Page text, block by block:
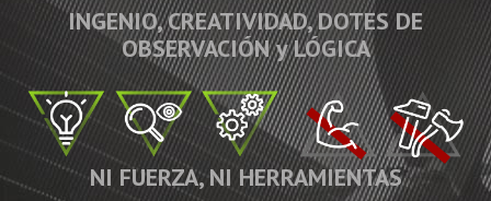
INGENIO, CREATIVIDAD, DOTES DE
OBSERVACIÓN y LÓGICA
NI FUERZA, NI HERRAMIENTAS